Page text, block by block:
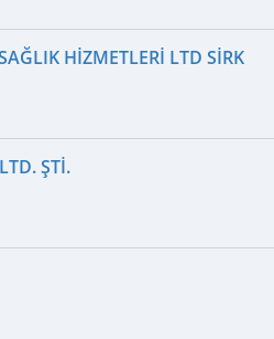
HIZMETLERI LTD SIRKETI
ŞTI.